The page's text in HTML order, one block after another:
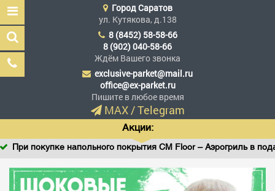
Эксклюзив Паркет
Мы сделали эксклюзив
доступным
ГородСаратов
ул. Кутякова, д.138
8 (8452) 58-58-66
8 (902) 040-58-66
Ждём Вашего звонка
exclusive-parket@mail.ru
office@ex-parket.ru
Пишите в любое время
MAX/Telegram
Акции:
При покупке напольного покрытия CM Floor – Аэрогриль в